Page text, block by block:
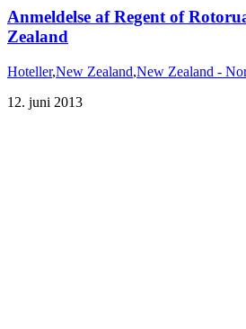
Anmeldelse af Regent of
Hoteller,New Zealand,New Zealand -
12. juni 2013